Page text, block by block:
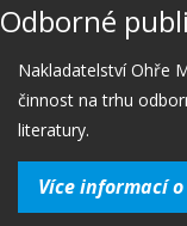
Odborné
Nakladatelství Ohře
činnost na trhu
literatury.
Více informací